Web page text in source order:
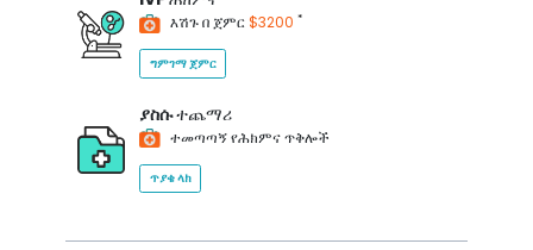
እሽጉ በ ጀምር$3200 *
ግምገማ ጀምር
ያስሱተጨማሪ
ተመጣጣኝ የሕክምና ጥቅሎች
ጥያቄ ላክ